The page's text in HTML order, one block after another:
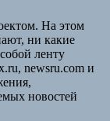
На этом
ни какие
ленту
newsru.com и
новостей